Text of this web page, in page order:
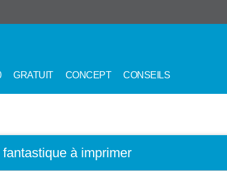
GRATUIT CONCEPT CONSEILS
à imprimer